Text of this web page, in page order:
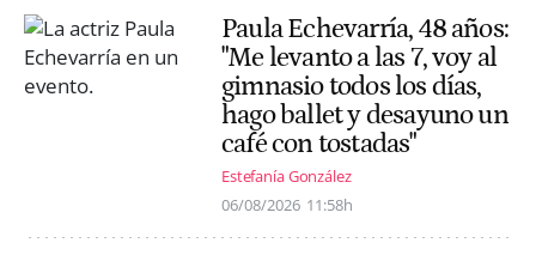
Paula Echevarría, 48 años:
"Me levanto a las 7, voy al
gimnasio todos los días,
hago ballet y desayuno un
café con tostadas"
Estefanía González
06/08/2026 11:58h